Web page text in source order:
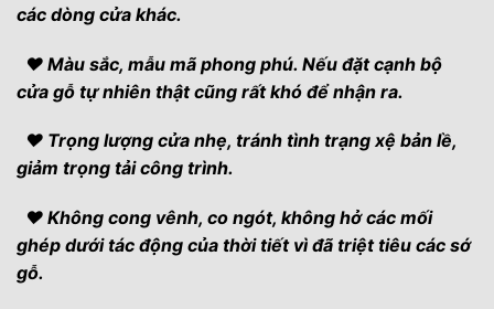
các dòng cửa khác.
♥ Màu sắc, mẫu mã phong phú. Nếu đặt cạnh bộ
cửa gỗ tự nhiên thật cũng rất khó để nhận ra.
♥ Trọng lượng cửa nhẹ, tránh tình trạng xệ bản lề,
giảm trọng tải công trình.
♥ Không cong vênh, co ngót, không hở các mối
ghép dưới tác động của thời tiết vì đã triệt tiêu các sớ
gỗ.